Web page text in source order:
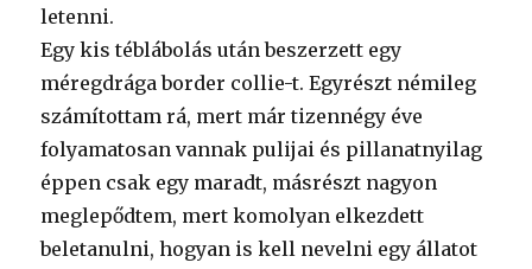
letenni.
Egy kis téblábolás után beszerzett egy
méregdrága border collie-t. Egyrészt némileg
számítottam rá, mert már tizennégy éve
folyamatosan vannak pulijai és pillanatnyilag
éppen csak egy maradt, másrészt nagyon
meglepődtem, mert komolyan elkezdett
beletanulni, hogyan is kell nevelni egy állatot